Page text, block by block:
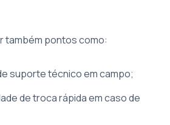
também pontos como:
suporte técnico em campo;
de troca rápida em caso de